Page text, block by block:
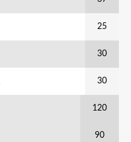
25
30
30
120
90